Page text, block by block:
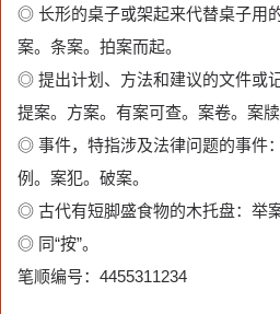
◎ 长形的桌子或架起来代替桌子用
案。条案。拍案而起。
◎ 提出计划、方法和建议的文件或
提案。方案。有案可查。案卷。案牍
◎ 事件，特指涉及法律问题的事件
例。案犯。破案。
◎ 古代有短脚盛食物的木托盘：举
◎ 同“按”。
笔顺编号：4455311234